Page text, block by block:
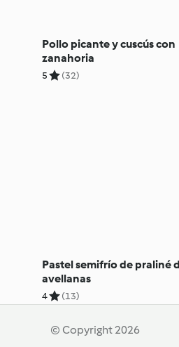
Pollo picante y cuscús con
zanahoria
5 (32)
Pastel semifrío de praliné
avellanas
4 (13)
© Copyright 2026